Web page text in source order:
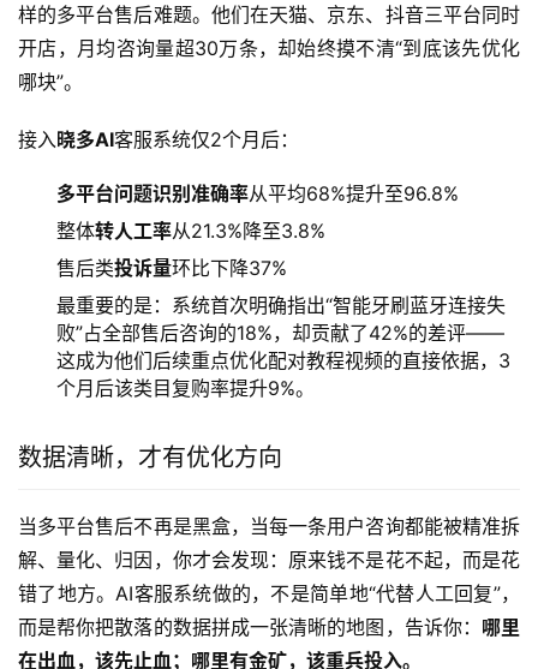
样的多平台售后难题。他们在天猫、京东、抖音三平台同时
开店，月均咨询量超30万条，却始终摸不清“到底该先优化
哪块”。
接入晓多AI客服系统仅2个月后：
多平台问题识别准确率从平均68%提升至96.8%
整体转人工率从21.3%降至3.8%
售后类投诉量环比下降37%
最重要的是：系统首次明确指出“智能牙刷蓝牙连接失
败”占全部售后咨询的18%，却贡献了42%的差评——
这成为他们后续重点优化配对教程视频的直接依据，3
个月后该类目复购率提升9%。
数据清晰，才有优化方向
当多平台售后不再是黑盒，当每一条用户咨询都能被精准拆
解、量化、归因，你才会发现：原来钱不是花不起，而是花
错了地方。AI客服系统做的，不是简单地“代替人工回复”，
而是帮你把散落的数据拼成一张清晰的地图，告诉你： 哪里
在出血，该先止血；哪里有金矿，该重兵投入。